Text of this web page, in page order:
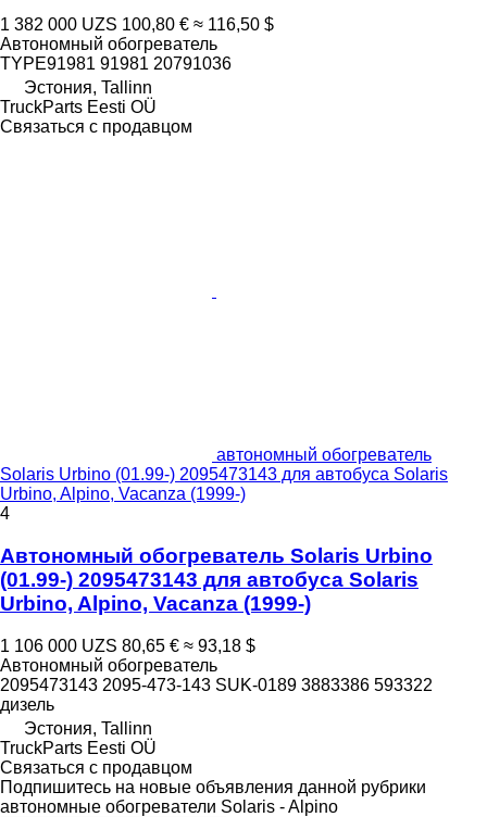
1 382 000 UZS 100,80 € ≈ 116,50 $
Автономный обогреватель
TYPE91981 91981 20791036
Эстония, Tallinn
TruckParts Eesti OÜ
Связаться с продавцом
автономный обогреватель
Solaris Urbino (01.99-) 2095473143 для автобуса Solaris
Urbino, Alpino, Vacanza (1999-)
4
Автономный обогреватель Solaris Urbino
(01.99-) 2095473143 для автобуса Solaris
Urbino, Alpino, Vacanza (1999-)
1 106 000 UZS 80,65 € ≈ 93,18 $
Автономный обогреватель
2095473143 2095-473-143 SUK-0189 3883386 593322
дизель
Эстония, Tallinn
TruckParts Eesti OÜ
Связаться с продавцом
Подпишитесь на новые объявления данной рубрики
автономные обогреватели Solaris - Alpino